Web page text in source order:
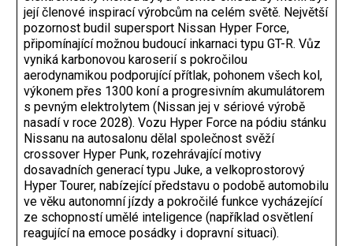
její členové inspirací výrobcům na celém světě. Největší
pozornost budil supersport Nissan Hyper Force,
připomínající možnou budoucí inkarnaci typu GT-R. Vůz
vyniká karbonovou karoserií s pokročilou
aerodynamikou podporující přítlak, pohonem všech kol,
výkonem přes 1300 koní a progresivním akumulátorem
s pevným elektrolytem (Nissan jej v sériové výrobě
nasadí v roce 2028). Vozu Hyper Force na pódiu stánku
Nissanu na autosalonu dělal společnost svěží
crossover Hyper Punk, rozehrávající motivy
dosavadních generací typu Juke, a velkoprostorový
Hyper Tourer, nabízející představu o podobě automobilu
ve věku autonomní jízdy a pokročilé funkce vycházející
ze schopností umělé inteligence (například osvětlení
reagující na emoce posádky i dopravní situaci).